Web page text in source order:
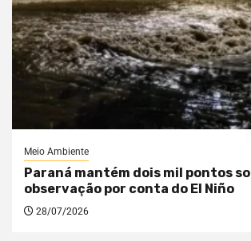
Meio Ambiente
Paraná mantém dois mil pontos
observação por conta do El Niño
28/07/2026